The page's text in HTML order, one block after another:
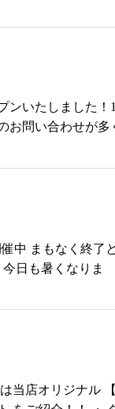
ーデ
す！..母の日のた
頭でチェックして
荘#yukarisou#古
ョップ#セレクト
地元#陶芸家#母の
ンいたしました！
お問い合わせが
の中の一部をご
間に。。。。。ひ
られています・こ
クしてみてくださ
ユー
#セレクトショッ
ベ#インテリア#手
あたたか#ほっこ
催中︎ まもなく終了
日も暑くなりま
当店オリジナル